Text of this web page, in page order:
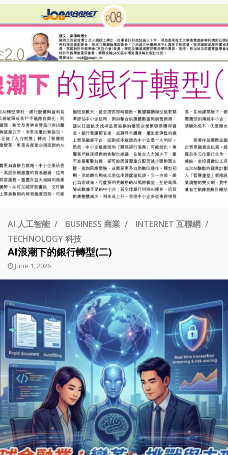
AI 人工智能 BUSINESS 商業
INTERNET 互聯網
TECHNOLOGY 科技
AI浪潮下的銀行轉型(二)
June 1, 2026